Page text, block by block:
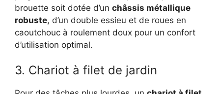
brouette soit dotée d’un châssis métallique
robuste, d’un double essieu et de roues en
caoutchouc à roulement doux pour un confort
d’utilisation optimal.
3. Chariot à filet de jardin